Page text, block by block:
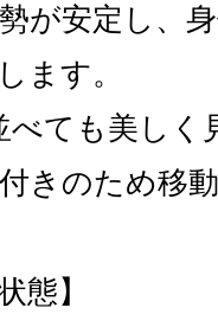
が安定し、
ます。
べても美し
きのため移
態】